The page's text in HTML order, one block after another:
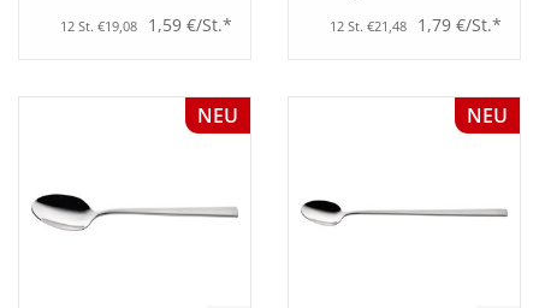
12 St. €19,08 1,59 €/St.* 12 St. €21,48 1,79 €/St.*
NEU NEU